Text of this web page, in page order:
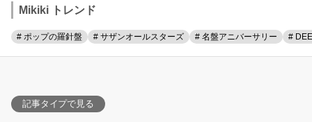
Mikiki トレンド
# ポップの羅針盤 # サザンオールスターズ # 名盤アニバーサリー #
記事タイプで見る